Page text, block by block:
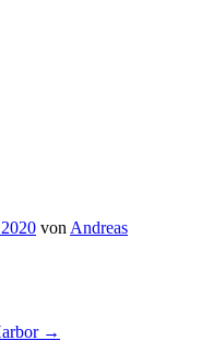
von Andreas
→